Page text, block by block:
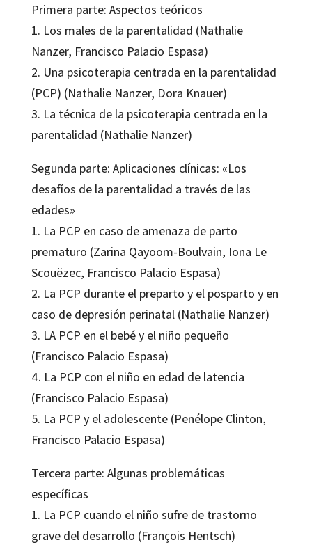
Primera parte: Aspectos teóricos
1. Los males de la parentalidad (Nathalie
Nanzer, Francisco Palacio Espasa)
2. Una psicoterapia centrada en la parentalidad
(PCP) (Nathalie Nanzer, Dora Knauer)
3. La técnica de la psicoterapia centrada en la
parentalidad (Nathalie Nanzer)
Segunda parte: Aplicaciones clínicas: «Los
desafíos de la parentalidad a través de las
edades»
1. La PCP en caso de amenaza de parto
prematuro (Zarina Qayoom-Boulvain, Iona Le
Scouëzec, Francisco Palacio Espasa)
2. La PCP durante el preparto y el posparto y en
caso de depresión perinatal (Nathalie Nanzer)
3. LA PCP en el bebé y el niño pequeño
(Francisco Palacio Espasa)
4. La PCP con el niño en edad de latencia
(Francisco Palacio Espasa)
5. La PCP y el adolescente (Penélope Clinton,
Francisco Palacio Espasa)
Tercera parte: Algunas problemáticas
específicas
1. La PCP cuando el niño sufre de trastorno
grave del desarrollo (François Hentsch)